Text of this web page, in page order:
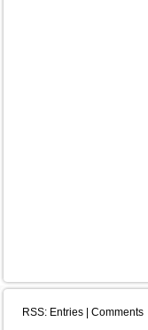
RSS: Entries Comments